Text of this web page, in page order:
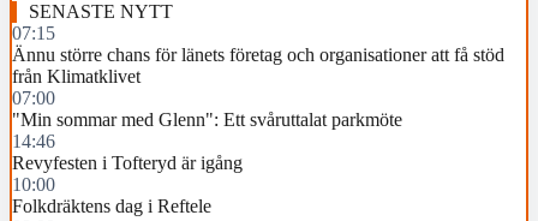
SENASTE NYTT
07:15
Ännu större chans för länets företag och organisationer att få stöd
från Klimatklivet
07:00
"Min sommar med Glenn": Ett svåruttalat parkmöte
14:46
Revyfesten i Tofteryd är igång
10:00
Folkdräktens dag i Reftele